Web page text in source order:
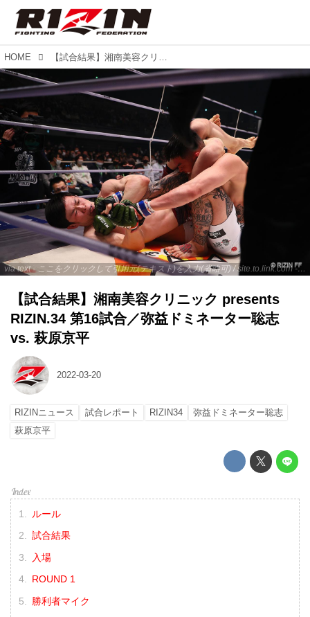
HOME 【試合結果】湘南美容クリニック presents RIZIN.34 第16試合／弥益ドミネーター聡志 vs. 萩原京平
via text - ここをクリックして引用元(テキスト)を入力(省略可) / site.to.link.com - ここをクリックして引用元を入力(省略可)
【試合結果】湘南美容クリニック presents
RIZIN.34 第16試合／弥益ドミネーター聡志
vs. 萩原京平
2022-03-20
RIZINニュース 試合レポート RIZIN34
弥益ドミネーター聡志
萩原京平
ルール
試合結果
入場
ROUND 1
勝利者マイク